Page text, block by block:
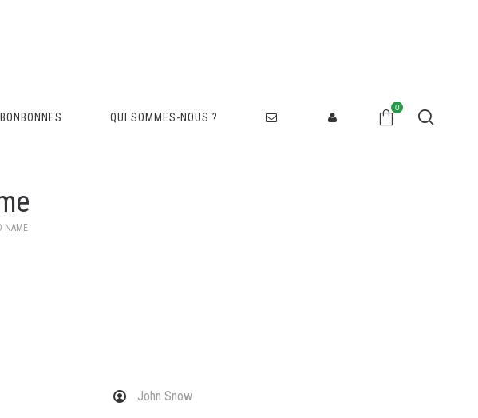
QUI SOMMES-NOUS ?
0
NAME
John Snow